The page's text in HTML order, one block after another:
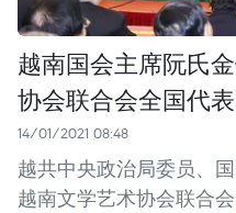
越南国会主席阮氏
协会联合会全国代
14/01/2021 08:48
越共中央政治局委员、
越南文学艺术协会联合